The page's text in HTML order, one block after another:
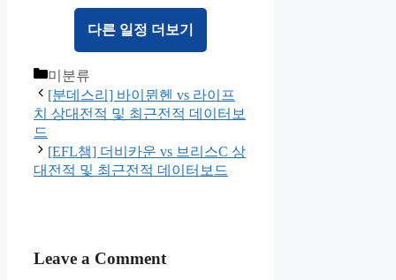
다른 일정 더보기
Categories
미분류
[분데스리] 바이뮌헨 vs 라이프
치 상대전적 및 최근전적 데이터보
드
[EFL챔] 더비카운 vs 브리스C 상
대전적 및 최근전적 데이터보드
Leave a Comment